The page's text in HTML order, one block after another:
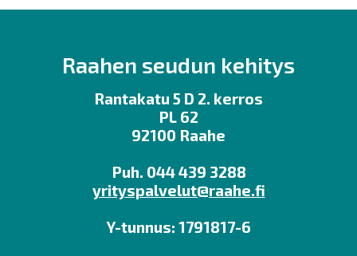
Raahen seudun kehitys
Rantakatu 5 D 2. kerros
PL 62
92100 Raahe
Puh. 044 439 3288
yrityspalvelut@raahe.fi
Y-tunnus: 1791817-6